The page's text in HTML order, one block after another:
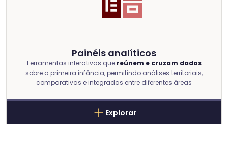
Painéis analíticos
Ferramentas interativas que reúnem e cruzam dados
sobre a primeira infância, permitindo análises territoriais,
comparativas e integradas entre diferentes áreas
Explorar